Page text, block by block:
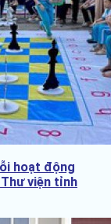
hoạt động
viện tỉnh